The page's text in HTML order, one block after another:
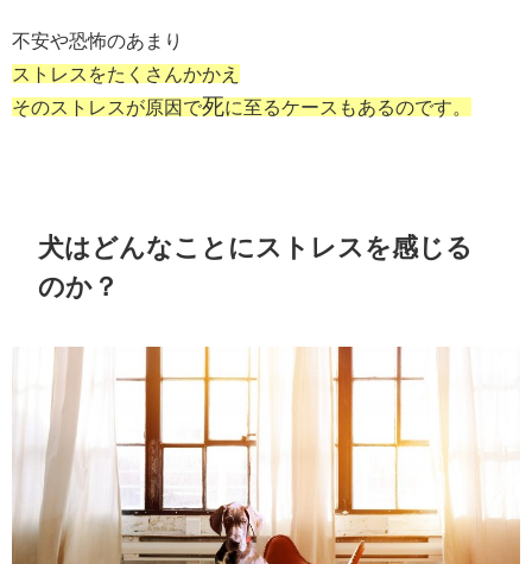
不安や恐怖のあまり
ストレスをたくさんかかえ
そのストレスが原因で死に至るケースもあるのです。
犬はどんなことにストレスを感じる
のか？